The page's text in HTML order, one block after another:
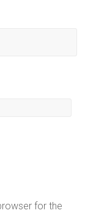
for the